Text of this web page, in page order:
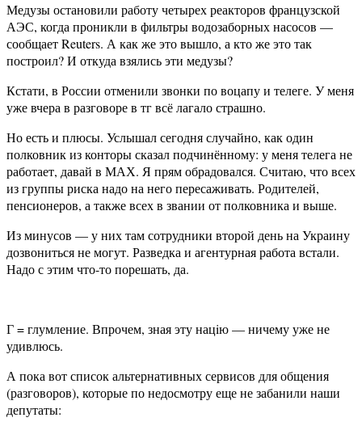
Медузы остановили работу четырех реакторов французской
АЭС, когда проникли в фильтры водозаборных насосов —
сообщает Reuters. А как же это вышло, а кто же это так
построил? И откуда взялись эти медузы?
Кстати, в России отменили звонки по воцапу и телеге. У меня
уже вчера в разговоре в тг всё лагало страшно.
Но есть и плюсы. Услышал сегодня случайно, как один
полковник из конторы сказал подчинённому: у меня телега не
работает, давай в МАХ. Я прям обрадовался. Считаю, что всех
из группы риска надо на него пересаживать. Родителей,
пенсионеров, а также всех в звании от полковника и выше.
Из минусов — у них там сотрудники второй день на Украину
дозвониться не могут. Разведка и агентурная работа встали.
Надо с этим что-то порешать, да.
Г = глумление. Впрочем, зная эту нацiю — ничему уже не
удивлюсь.
А пока вот список альтернативных сервисов для общения
(разговоров), которые по недосмотру еще не забанили наши
депутаты: